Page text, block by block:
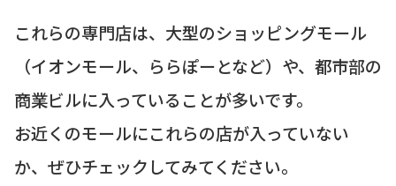
これらの専門店は、大型のショッピングモール
（イオンモール、ららぽーとなど）や、都市部の
商業ビルに入っていることが多いです。
お近くのモールにこれらの店が入っていない
か、ぜひチェックしてみてください。